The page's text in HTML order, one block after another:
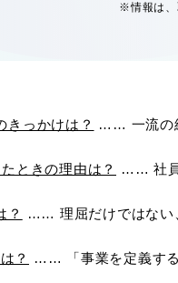
※情報は、
っかけは？ …… 一流の
ときの理由は？ …… 社員
？ …… 理屈だけではない
？ …… 「事業を定義す